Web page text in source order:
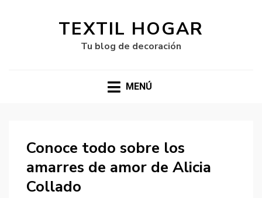
TEXTIL HOGAR
Tu blog de decoración
MENÚ
Conoce todo sobre los
amarres de amor de Alicia
Collado